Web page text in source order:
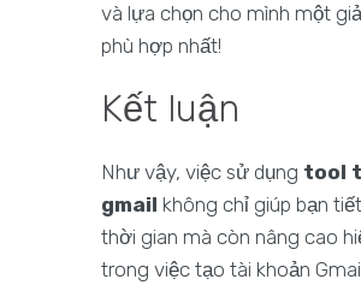
và lựa chọn cho mình một
phù hợp nhất!
Kết luận
Như vậy, việc sử dụng tool
gmail không chỉ giúp bạn
thời gian mà còn nâng cao
trong việc tạo tài khoản